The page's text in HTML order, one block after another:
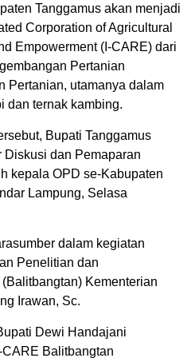
Tanggamus akan menjadi
Corporation of Agricultural
Empowerment (I-CARE) dari
Pertanian
Pertanian, utamanya dalam
dan ternak kambing.
Bupati Tanggamus
dan Pemaparan
kepala OPD se-Kabupaten
Lampung, Selasa
dalam kegiatan
Penelitian dan
Kementerian
Irawan, Sc.
Dewi Handajani
Balitbangtan